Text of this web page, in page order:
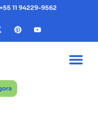
+55 11 94229-9562